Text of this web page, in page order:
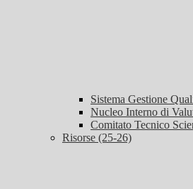
Sistema Gestione
Nucleo Interno di
Comitato Tecnico
Risorse (25-26)